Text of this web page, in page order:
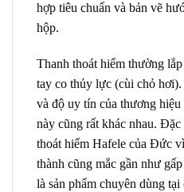
hợp tiêu chuẩn và bản vẽ
hộp.
Thanh thoát hiểm thường
tay co thủy lực (cùi chỏ
và độ uy tín của thương
này cũng rất khác nhau.
thoát hiểm Hafele của Đức
thành cũng mắc gần như
là sản phẩm chuyên dùng